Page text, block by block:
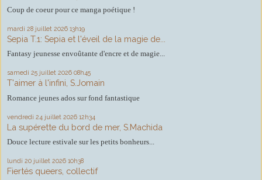
Coup de coeur pour ce manga poétique !
mardi 28 juillet 2026 13h19
Sepia T.1: Sepia et l'éveil de la magie de...
Fantasy jeunesse envoûtante d'encre et de magie...
samedi 25 juillet 2026 08h45
T'aimer à l'infini, S.Jomain
Romance jeunes ados sur fond fantastique
vendredi 24 juillet 2026 12h34
La supérette du bord de mer, S.Machida
Douce lecture estivale sur les petits bonheurs...
lundi 20 juillet 2026 10h38
Fiertés queers, collectif